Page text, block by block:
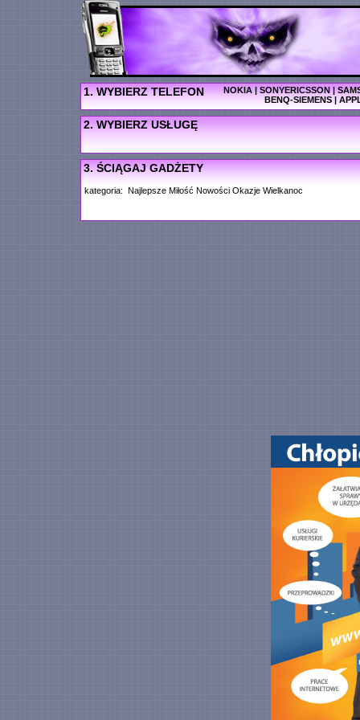
1. WYBIERZ TELEFON NOKIA|SONYERICSSON|
BENQ-SIEMENS|
2. WYBIERZ USŁUGĘ
3. ŚCIĄGAJ GADŻETY
kategoria: Najlepsze Miłość Nowości Okazje Wielkanoc